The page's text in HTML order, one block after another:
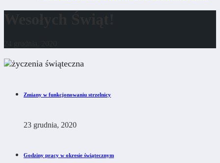
Zmiany w funkcjonowaniu strzelnicy
23 grudnia, 2020
Godziny pracy w okresie świątecznym